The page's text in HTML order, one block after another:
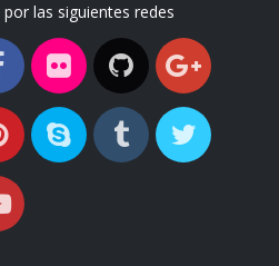
las siguientes redes